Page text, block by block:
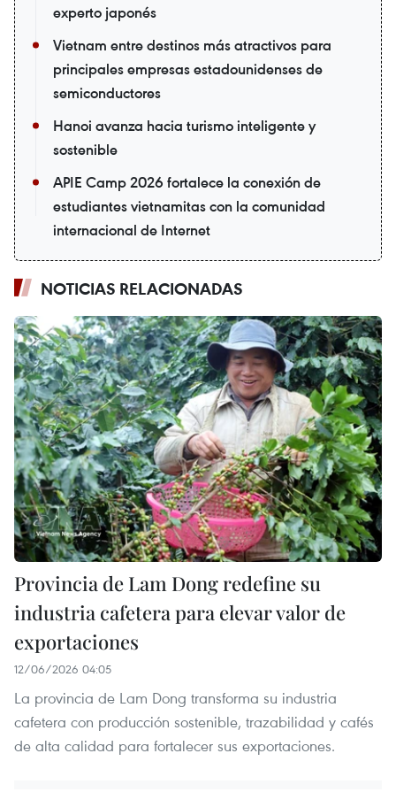
experto japonés
Vietnam entre destinos más atractivos para
principales empresas estadounidenses de
semiconductores
Hanoi avanza hacia turismo inteligente y
sostenible
APIE Camp 2026 fortalece la conexión de
estudiantes vietnamitas con la comunidad
internacional de Internet
NOTICIAS RELACIONADAS
Provincia de Lam Dong redefine su
industria cafetera para elevar valor de
exportaciones
12/06/2026 04:05
La provincia de Lam Dong transforma su industria
cafetera con producción sostenible, trazabilidad y cafés
de alta calidad para fortalecer sus exportaciones.